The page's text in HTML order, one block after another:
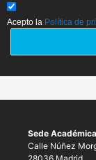
Acepto la Política de
Sede Académica
Calle Núñez